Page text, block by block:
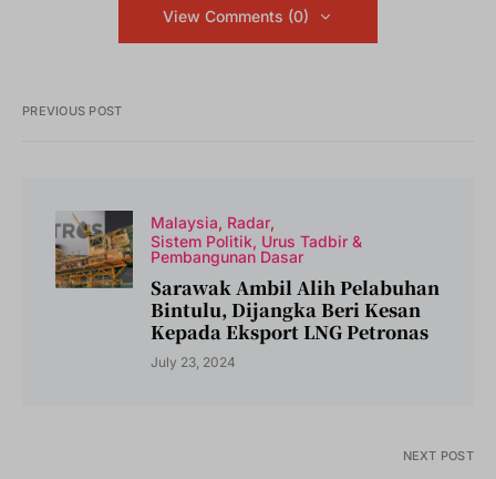
View Comments (0)
PREVIOUS POST
Malaysia Radar
Sistem Politik, Urus Tadbir &
Pembangunan Dasar
Sarawak Ambil Alih Pelabuhan
Bintulu, Dijangka Beri Kesan
Kepada Eksport LNG Petronas
July 23, 2024
NEXT POST